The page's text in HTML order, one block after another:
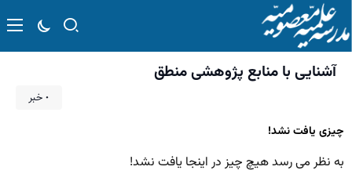
آشنایی با منابع پژوهشی منطق
۰ خبر
چیزی یافت نشد!
به نظر می رسد هیچ چیز در اینجا یافت نشد!